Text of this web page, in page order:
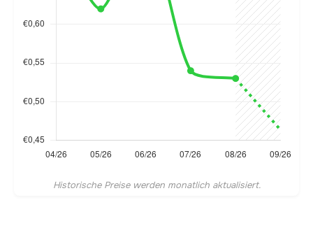
Historische Preise werden monatlich aktualisiert.